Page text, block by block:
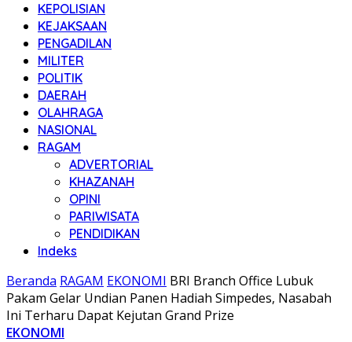
KEPOLISIAN
KEJAKSAAN
PENGADILAN
MILITER
POLITIK
DAERAH
OLAHRAGA
NASIONAL
RAGAM
ADVERTORIAL
KHAZANAH
OPINI
PARIWISATA
PENDIDIKAN
Indeks
Beranda RAGAM EKONOMI BRI Branch Office Lubuk
Pakam Gelar Undian Panen Hadiah Simpedes, Nasabah
Ini Terharu Dapat Kejutan Grand Prize
EKONOMI